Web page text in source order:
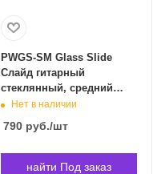
PWGS-SM Glass Slide
Слайд гитарный
стеклянный, средний
Planet Waves PWGS-SM в
Нет в наличии
790руб./шт
найти Под заказ